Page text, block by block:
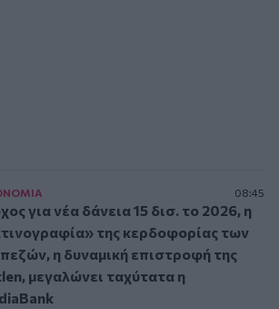
08:45
για νέα δάνεια 15 δισ. το 2026, η
της κερδοφορίας των
η δυναμική επιστροφή της
μεγαλώνει ταχύτατα η